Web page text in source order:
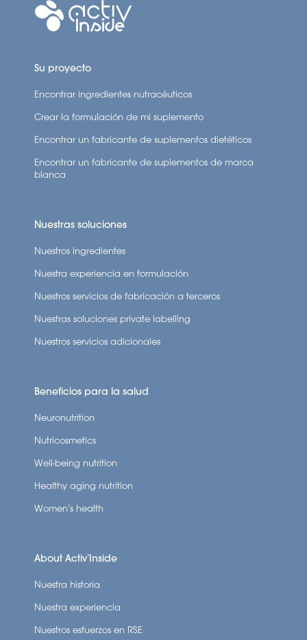
Su proyecto
Encontrar ingredientes nutracéuticos
Crear la formulación de mi suplemento
Encontrar un fabricante de suplementos dietéticos
Encontrar un fabricante de suplementos de marca
blanca
Nuestras soluciones
Nuestros ingredientes
Nuestra experiencia en formulación
Nuestros servicios de fabricación a terceros
Nuestras soluciones private labelling
Nuestros servicios adicionales
Beneficios para la salud
Neuronutrition
Nutricosmetics
Well-being nutrition
Healthy aging nutrition
Women’s health
About Activ’Inside
Nuestra historia
Nuestra experiencia
Nuestros esfuerzos en RSE